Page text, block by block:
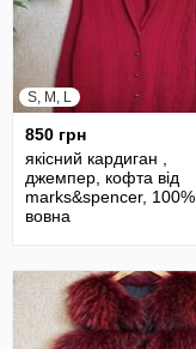
S, M, L
850 грн
якісний кардиган ,
джемпер, кофта від
marks&spencer, 100%
вовна